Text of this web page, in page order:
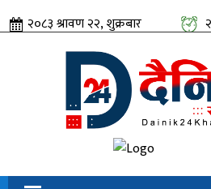
२०८३ श्रावण २२, शुक्रबार